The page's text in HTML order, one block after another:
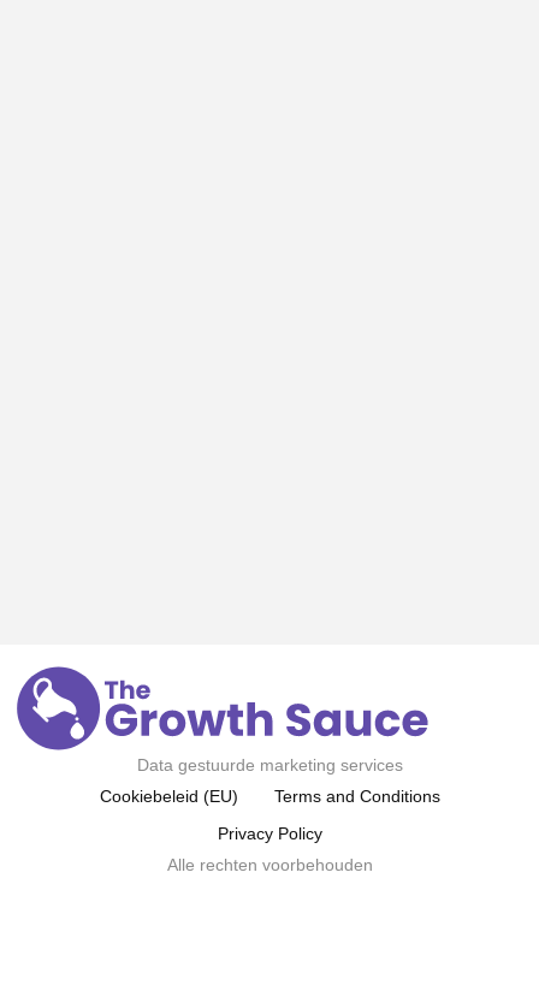
Data gestuurde marketing services
Cookiebeleid (EU)
Terms and Conditions
Privacy Policy
Alle rechten voorbehouden